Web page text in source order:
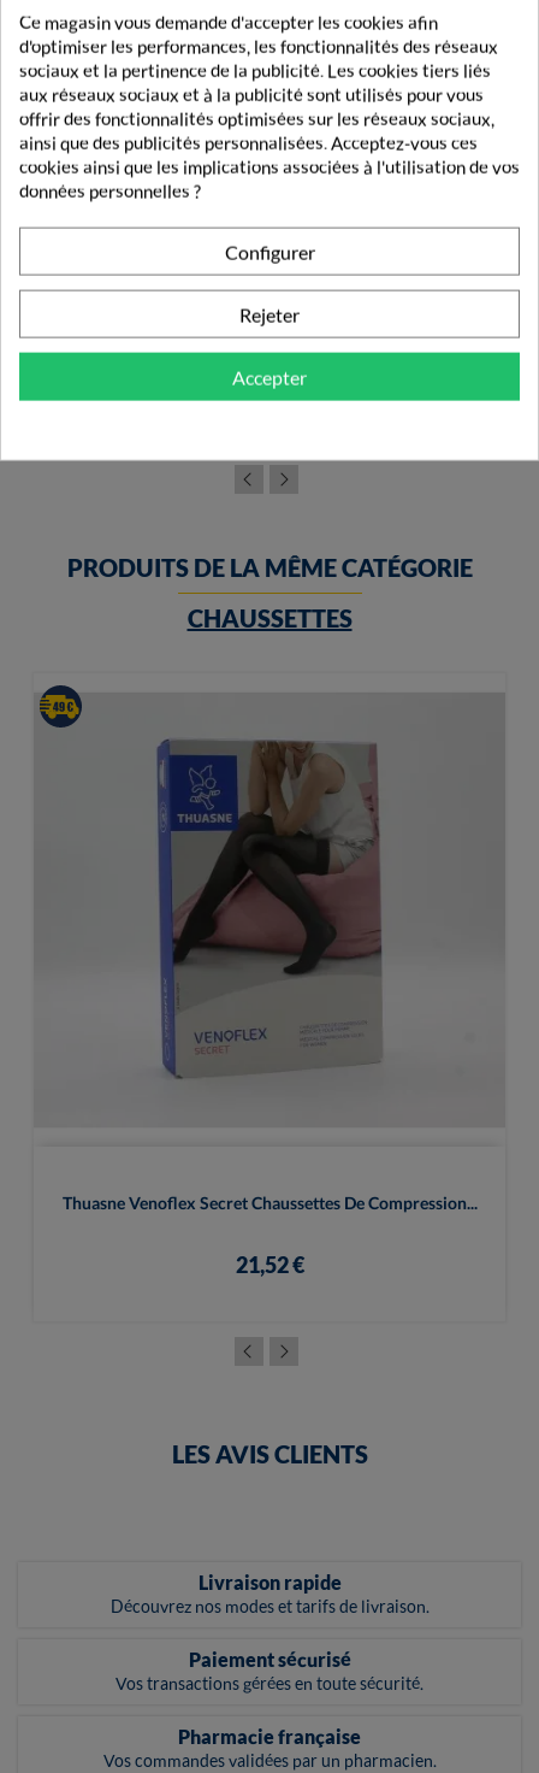
Pharmatex 18,9mg 10 Ovules
10,60 €
PRODUITS DE LA MÊME CATÉGORIE
CHAUSSETTES
Thuasne Venoflex Secret Chaussettes De Compression...
21,52 €
LES AVIS CLIENTS
Livraison rapide
Découvrez nos modes et tarifs de livraison.
Paiement sécurisé
Vos transactions gérées en toute sécurité.
Pharmacie française
Vos commandes validées par un pharmacien.
Ce magasin vous demande d'accepter les cookies afin
d'optimiser les performances, les fonctionnalités des réseaux
sociaux et la pertinence de la publicité. Les cookies tiers liés
aux réseaux sociaux et à la publicité sont utilisés pour vous
offrir des fonctionnalités optimisées sur les réseaux sociaux,
ainsi que des publicités personnalisées. Acceptez-vous ces
cookies ainsi que les implications associées à l'utilisation de vos
données personnelles ?
Configurer
Rejeter
Accepter